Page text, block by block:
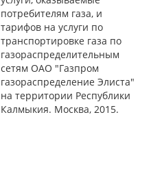
потребителям газа, и
тарифов на услуги по
транспортировке газа по
газораспределительным
сетям ОАО "Газпром
газораспределение Элиста"
на территории Республики
Калмыкия. Москва, 2015.